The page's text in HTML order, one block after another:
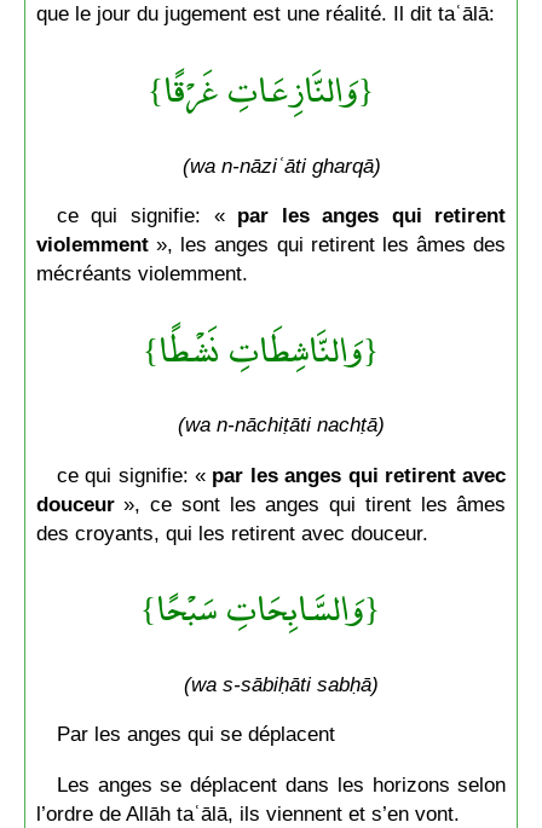
que le jour du jugement est une réalité. Il dit taʿālā:
{وَالنَّازِعَاتِ غَرْقًا}
(wa n-nāziʿāti gharqā)
ce qui signifie: « par les anges qui retirent
violemment », les anges qui retirent les âmes des
mécréants violemment.
{وَالنَّاشِطَاتِ نَشْطًا}
(wa n-nāchiṭāti nachṭā)
ce qui signifie: « par les anges qui retirent avec
douceur», ce sont les anges qui tirent les âmes
des croyants, qui les retirent avec douceur.
{وَالسَّابِحَاتِ سَبْحًا}
(wa s-sābiḥāti sabḥā)
Par les anges qui se déplacent
Les anges se déplacent dans les horizons selon
l’ordre de Allāh taʿālā, ils viennent et s’en vont.